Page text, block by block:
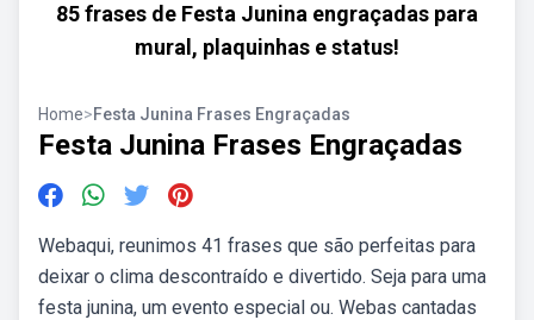
85 frases de Festa Junina engraçadas para
mural, plaquinhas e status!
Home>Festa Junina Frases Engraçadas
Festa Junina Frases Engraçadas
Webaqui, reunimos 41 frases que são perfeitas para
deixar o clima descontraído e divertido. Seja para uma
festa junina, um evento especial ou. Webas cantadas